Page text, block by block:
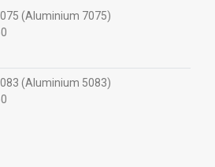
(Aluminium 7075)
(Aluminium 5083)